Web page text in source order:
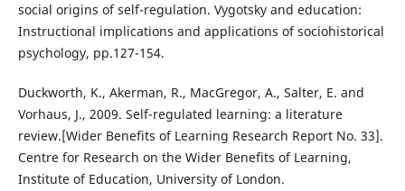
social origins of self-regulation. Vygotsky and education:
Instructional implications and applications of sociohistorical
psychology, pp.127-154.
Duckworth, K., Akerman, R., MacGregor, A., Salter, E. and
Vorhaus, J., 2009. Self-regulated learning: a literature
review.[Wider Benefits of Learning Research Report No. 33].
Centre for Research on the Wider Benefits of Learning,
Institute of Education, University of London.